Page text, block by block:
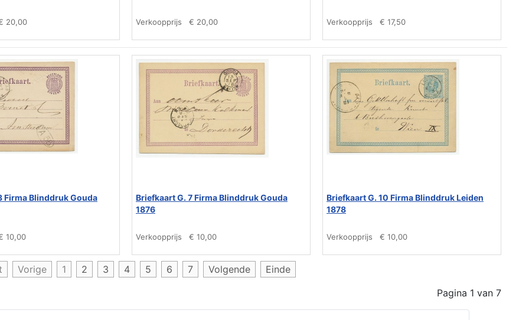
20,00 Verkoopprijs € 20,00 Verkoopprijs € 17,50
Firma Blinddruk Gouda
10,00
Briefkaart G. 7 Firma Blinddruk Gouda
1876
Verkoopprijs € 10,00
Briefkaart G. 10 Firma Blinddruk Leiden
1878
Verkoopprijs € 10,00
Vorige 1 2 3 4 5 6 7 Volgende
Einde
Pagina 1 van 7